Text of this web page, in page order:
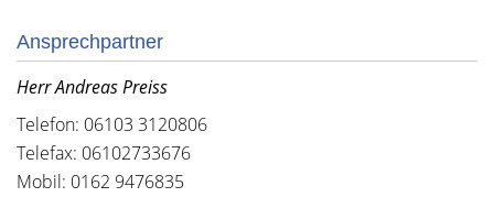
Ansprechpartner
Herr Andreas Preiss
Telefon: 06103 3120806
Telefax: 06102733676
Mobil: 0162 9476835